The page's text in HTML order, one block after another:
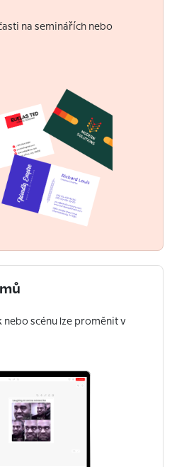
na seminářích nebo
scénu lze proměnit v